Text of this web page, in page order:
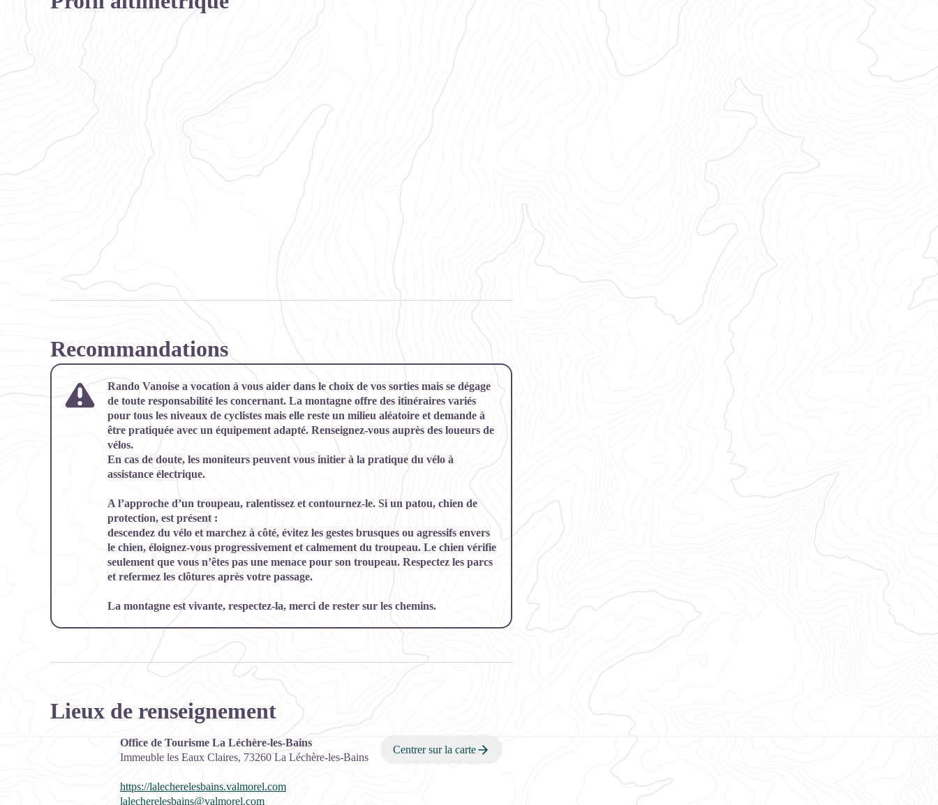
Recommandations
Rando Vanoise a vocation à vous aider dans le choix de vos sorties mais se dégage
de toute responsabilité les concernant. La montagne offre des itinéraires variés
pour tous les niveaux de cyclistes mais elle reste un milieu aléatoire et demande à
être pratiquée avec un équipement adapté. Renseignez-vous auprès des loueurs de
vélos.
En cas de doute, les moniteurs peuvent vous initier à la pratique du vélo à
assistance électrique.
A l’approche d’un troupeau, ralentissez et contournez-le. Si un patou, chien de
protection, est présent :
descendez du vélo et marchez à côté, évitez les gestes brusques ou agressifs envers
le chien, éloignez-vous progressivement et calmement du troupeau. Le chien vérifie
seulement que vous n’êtes pas une menace pour son troupeau. Respectez les parcs
et refermez les clôtures après votre passage.
La montagne est vivante, respectez-la, merci de rester sur les chemins.
Lieux de renseignement
Office de Tourisme La Léchère-les-Bains
Immeuble les Eaux Claires, 73260 La Léchère-les-Bains
Centrer sur la carte
https://lalecherelesbains.valmorel.com
lalecherelesbains@valmorel.com